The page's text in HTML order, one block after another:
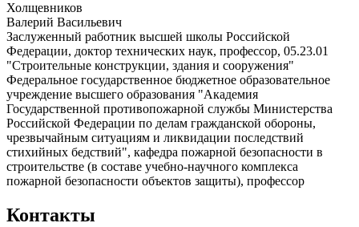
Холщевников
Валерий Васильевич
Заслуженный работник высшей школы Российской
Федерации, доктор технических наук, профессор, 05.23.01
"Строительные конструкции, здания и сооружения"
Федеральное государственное бюджетное образовательное
учреждение высшего образования "Академия
Государственной противопожарной службы Министерства
Российской Федерации по делам гражданской обороны,
чрезвычайным ситуациям и ликвидации последствий
стихийных бедствий", кафедра пожарной безопасности в
строительстве (в составе учебно-научного комплекса
пожарной безопасности объектов защиты), профессор
Контакты